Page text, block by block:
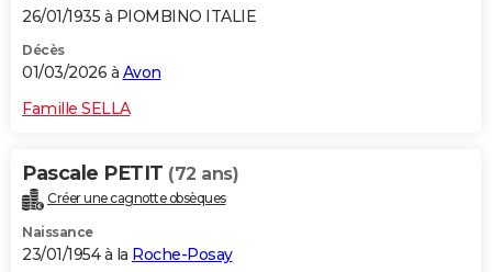
26/01/1935 à PIOMBINO ITALIE
Décès
01/03/2026 à Avon
Famille SELLA
Pascale PETIT (72 ans)
Créer une cagnotte obsèques
Naissance
23/01/1954 à la Roche-Posay